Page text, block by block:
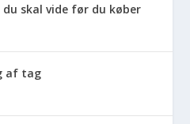
skal vide før du køber
af tag